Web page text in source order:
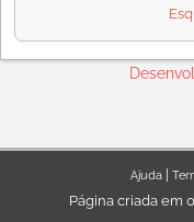
Ajuda|
Página criada em